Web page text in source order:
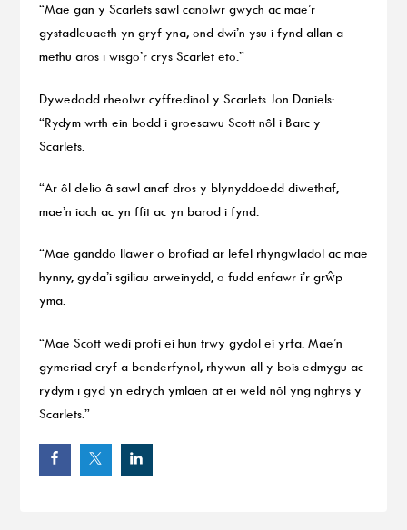
“Mae gan y Scarlets sawl canolwr gwych ac mae’r
gystadleuaeth yn gryf yna, ond dwi’n ysu i fynd allan a
methu aros i wisgo’r crys Scarlet eto.”
Dywedodd rheolwr cyffredinol y Scarlets Jon Daniels:
“Rydym wrth ein bodd i groesawu Scott nôl i Barc y
Scarlets.
“Ar ôl delio â sawl anaf dros y blynyddoedd diwethaf,
mae’n iach ac yn ffit ac yn barod i fynd.
“Mae ganddo llawer o brofiad ar lefel rhyngwladol ac mae
hynny, gyda’i sgiliau arweinydd, o fudd enfawr i’r grŵp
yma.
“Mae Scott wedi profi ei hun trwy gydol ei yrfa. Mae’n
gymeriad cryf a benderfynol, rhywun all y bois edmygu ac
rydym i gyd yn edrych ymlaen at ei weld nôl yng nghrys y
Scarlets.”